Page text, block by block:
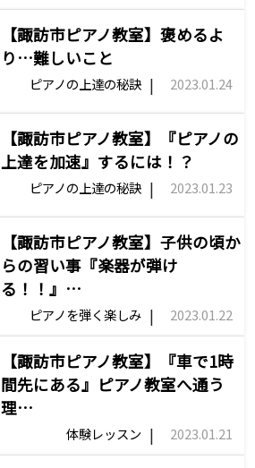
【諏訪市ピアノ教室】褒めるよ
り…難しいこと
ピアノの上達の秘訣 | 2023.01.24
【諏訪市ピアノ教室】『ピアノの
上達を加速』するには！？
ピアノの上達の秘訣 | 2023.01.23
【諏訪市ピアノ教室】子供の頃か
らの習い事『楽器が弾け
る！！』…
ピアノを弾く楽しみ | 2023.01.22
【諏訪市ピアノ教室】『車で1時
間先にある』ピアノ教室へ通う
理…
体験レッスン | 2023.01.21